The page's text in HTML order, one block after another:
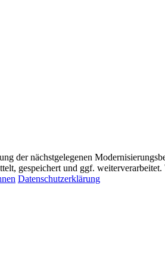
der nächstgelegenen
gespeichert und ggf.
Datenschutzerklärung